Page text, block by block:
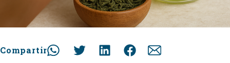
Compartir